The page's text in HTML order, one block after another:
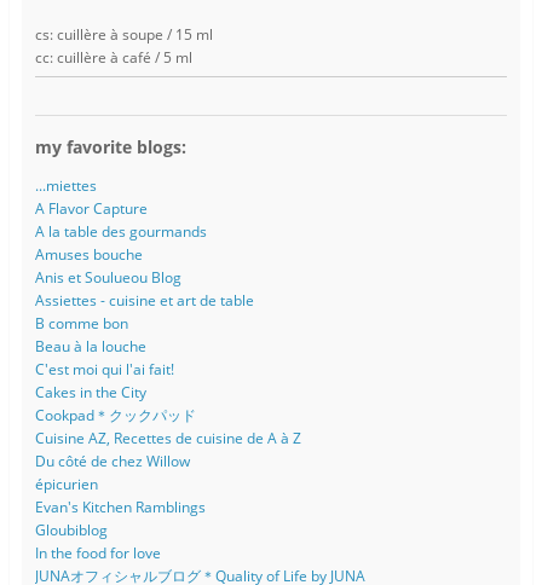
cs: cuillère à soupe / 15 ml
cc: cuillère à café / 5 ml
my favorite blogs:
...miettes
A Flavor Capture
A la table des gourmands
Amuses bouche
Anis et Soulueou Blog
Assiettes - cuisine et art de table
B comme bon
Beau à la louche
C'est moi qui l'ai fait!
Cakes in the City
Cookpad＊クックパッド
Cuisine AZ, Recettes de cuisine de A à Z
Du côté de chez Willow
épicurien
Evan's Kitchen Ramblings
Gloubiblog
In the food for love
JUNAオフィシャルブログ＊Quality of Life by JUNA